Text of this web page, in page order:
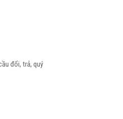
đổi, trả, quý